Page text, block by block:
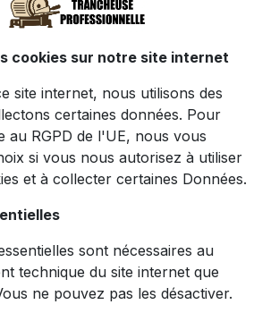
Couteau à Kebab Sans
Trancheuse Professionne...
205.14€TTC
Voir ce produit
cookies sur notre site internet
site internet, nous utilisons des
certaines données. Pour
au RGPD de l'UE, nous vous
si vous nous autorisez à utiliser
et à collecter certaines Données.
sont nécessaires au
technique du site internet que
ne pouvez pas les désactiver.